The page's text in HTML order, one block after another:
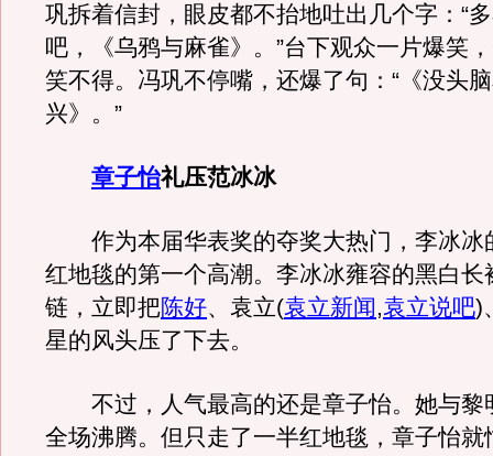
巩拆着信封，眼皮都不抬地吐出几个字：“
吧，《乌鸦与麻雀》。”台下观众一片爆笑
笑不得。冯巩不停嘴，还爆了句：“《没头
兴》。”
章子怡礼压范冰冰
作为本届华表奖的夺奖大热门，李冰冰
红地毯的第一个高潮。李冰冰雍容的黑白长
链，立即把陈好、袁立(袁立新闻,袁立说吧)
星的风头压了下去。
不过，人气最高的还是章子怡。她与黎
全场沸腾。但只走了一半红地毯，章子怡就